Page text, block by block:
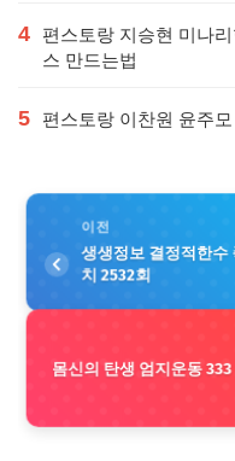
4
편스토랑 지승현 미나
스 만드는법
5 편스토랑 이찬원 윤주
이전
생생정보 결정적한수
치 2532회
몸신의 탄생 엄지운동